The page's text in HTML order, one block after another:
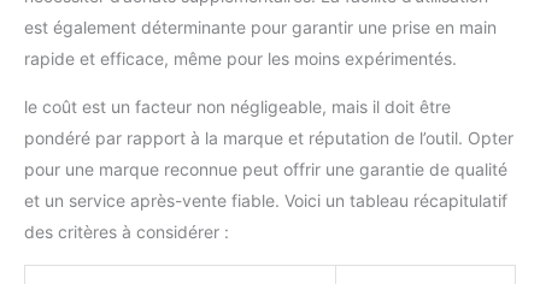
est également déterminante pour garantir une prise en main
rapide et efficace, même pour les moins expérimentés.
le coût est un facteur non négligeable, mais il doit être
pondéré par rapport à la marque et réputation de l’outil. Opter
pour une marque reconnue peut offrir une garantie de qualité
et un service après-vente fiable. Voici un tableau récapitulatif
des critères à considérer :